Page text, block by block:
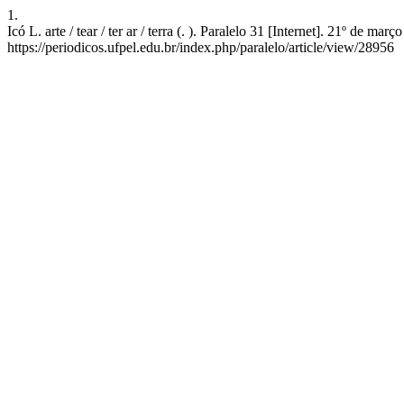
1.
Icó L. arte / tear / ter ar / terra (. ). Paralelo 31 [Internet]. 21º de
https://periodicos.ufpel.edu.br/index.php/paralelo/article/view/28956